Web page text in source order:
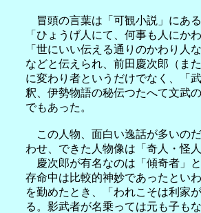
冒頭の言葉は「可観小説」にあ
「ひょうげ人にて、何事も人にか
「世にいい伝える通りのかわり人
などと伝えられ、前田慶次郎（ま
に変わり者というだけでなく、「
釈、伊勢物語の秘伝つたへて文武
でもあった。
この人物、面白い逸話が多いの
わせ、できた人物像は「奇人・怪
慶次郎が有名なのは「傾奇者」
存命中は比較的神妙であったとい
を勤めたとき、「われこそは利家
る。影武者が名乗っては元も子もな